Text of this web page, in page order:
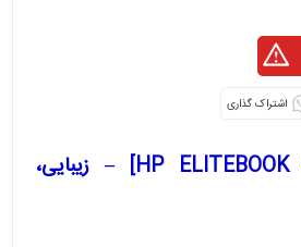
اشتراک گذاری
لپ‌تاپ [HP ELITEBOOK 850 G7] – زیبایی،